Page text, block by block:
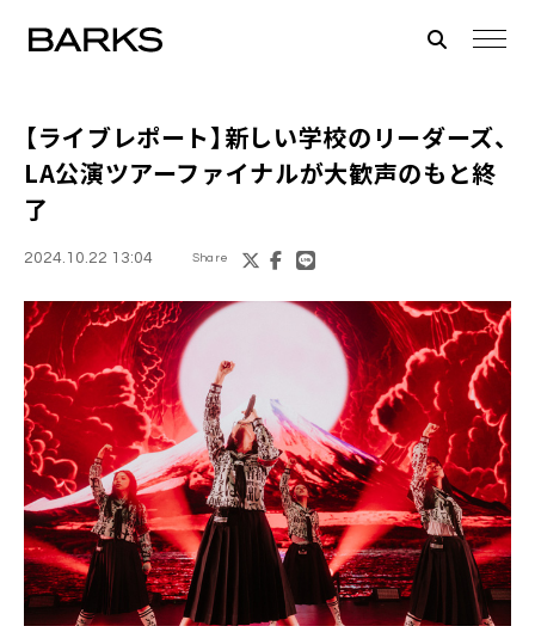
【ライブレポート】新しい学校のリーダーズ、
LA公演ツアーファイナルが大歓声のもと終
了
2024.10.22 13:04 Share